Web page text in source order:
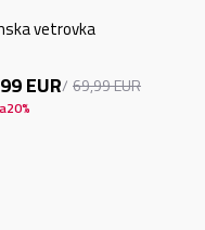
vetrovka
EUR 69,99EUR
20%